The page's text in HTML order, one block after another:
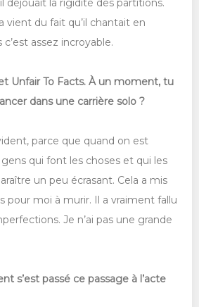
déjouait la rigidité des partitions.
vient du fait qu’il chantait en
assez incroyable.
Unfair To Facts. À un moment, tu
dans une carrière solo ?
parce que quand on est
qui font les choses et qui les
un peu écrasant. Cela a mis
pour moi à murir. Il a vraiment fallu
Je n’ai pas une grande
s’est passé ce passage à l’acte